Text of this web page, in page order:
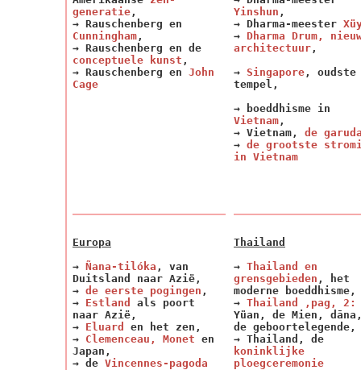
generatie ,
→ Rauschenberg en
Cunningham ,
→ Rauschenberg en de
conceptuele kunst ,
→ Rauschenberg en John
Cage
Yinshun ,
→ Dharma-meester
→ Dharma Drum,
architectuur ,
→ Singapore , oudste
tempel,
→ boeddhisme in
Vietnam ,
→ Vietnam, de
→ de grootste
in Vietnam
Europa
→ Ñana-tilóka , van
Duitsland naar Azië,
→ de eerste pogingen ,
→ Estland
als poort
naar Azië,
→ Eluard
en het zen,
→ Clemenceau, Monet en
Japan,
→ de Vincennes-pagoda
Thailand
→ Thailand
en
grensgebieden , het
moderne boeddhisme,
→ Thailand ,pag, 2:
Yüan, de Mien,
de geboortelegende,
→ Thailand, de
koninklijke
ploegceremonie